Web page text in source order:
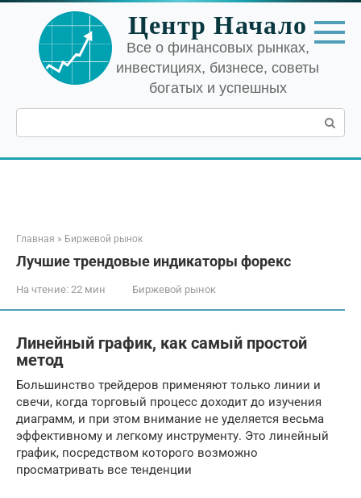
Перейти
контенту
Центр Начало
Все о финансовых рынках,
инвестициях, бизнесе, советы
богатых и успешных
Поиск:
Главная » Биржевой рынок
Лучшие трендовые индикаторы форекс
На чтение: 22 мин Биржевой рынок
Линейный график, как самый простой
метод
Большинство трейдеров применяют только линии и
свечи, когда торговый процесс доходит до изучения
диаграмм, и при этом внимание не уделяется весьма
эффективному и легкому инструменту. Это линейный
график, посредством которого возможно
просматривать все тенденции